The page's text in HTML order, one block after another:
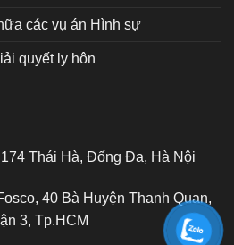
các vụ án Hình sự
quyết ly hôn
Thái Hà, Đống Đa, Hà Nội
40 Bà Huyện Thanh Quan,
3, Tp.HCM